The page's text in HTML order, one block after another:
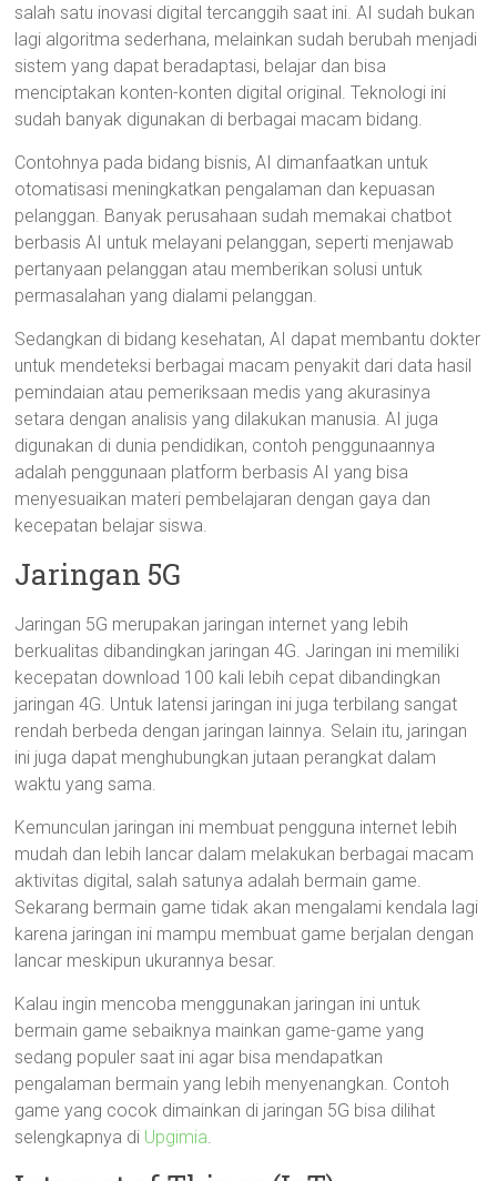
salah satu inovasi digital tercanggih saat ini. AI sudah bukan
lagi algoritma sederhana, melainkan sudah berubah menjadi
sistem yang dapat beradaptasi, belajar dan bisa
menciptakan konten-konten digital original. Teknologi ini
sudah banyak digunakan di berbagai macam bidang.
Contohnya pada bidang bisnis, AI dimanfaatkan untuk
otomatisasi meningkatkan pengalaman dan kepuasan
pelanggan. Banyak perusahaan sudah memakai chatbot
berbasis AI untuk melayani pelanggan, seperti menjawab
pertanyaan pelanggan atau memberikan solusi untuk
permasalahan yang dialami pelanggan.
Sedangkan di bidang kesehatan, AI dapat membantu dokter
untuk mendeteksi berbagai macam penyakit dari data hasil
pemindaian atau pemeriksaan medis yang akurasinya
setara dengan analisis yang dilakukan manusia. AI juga
digunakan di dunia pendidikan, contoh penggunaannya
adalah penggunaan platform berbasis AI yang bisa
menyesuaikan materi pembelajaran dengan gaya dan
kecepatan belajar siswa.
Jaringan 5G
Jaringan 5G merupakan jaringan internet yang lebih
berkualitas dibandingkan jaringan 4G. Jaringan ini memiliki
kecepatan download 100 kali lebih cepat dibandingkan
jaringan 4G. Untuk latensi jaringan ini juga terbilang sangat
rendah berbeda dengan jaringan lainnya. Selain itu, jaringan
ini juga dapat menghubungkan jutaan perangkat dalam
waktu yang sama.
Kemunculan jaringan ini membuat pengguna internet lebih
mudah dan lebih lancar dalam melakukan berbagai macam
aktivitas digital, salah satunya adalah bermain game.
Sekarang bermain game tidak akan mengalami kendala lagi
karena jaringan ini mampu membuat game berjalan dengan
lancar meskipun ukurannya besar.
Kalau ingin mencoba menggunakan jaringan ini untuk
bermain game sebaiknya mainkan game-game yang
sedang populer saat ini agar bisa mendapatkan
pengalaman bermain yang lebih menyenangkan. Contoh
game yang cocok dimainkan di jaringan 5G bisa dilihat
selengkapnya di Upgimia.